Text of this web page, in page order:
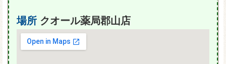
場所 クオール薬局郡山店